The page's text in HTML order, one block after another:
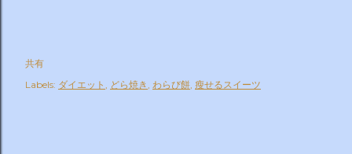
共有
Labels: ダイエット どら焼き わらび餅 瘦せるスイーツ